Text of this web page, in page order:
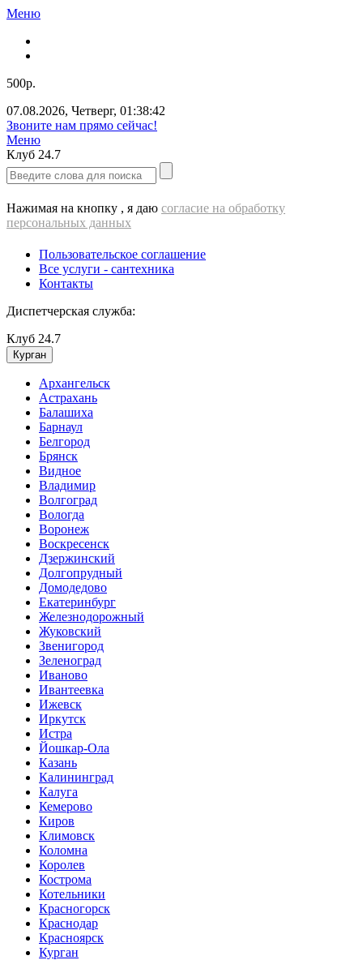
Меню
500р.
07.08.2026, Четверг, 01:38:42
ВЫЕЗД cантехника - 500 РУБЛЕЙ!!!
Меню
Клуб 24.7
Нажимая на кнопку , я даю согласие на обработку
персональных данных
Пользовательское соглашение
Все услуги - cантехника
Контакты
Диспетчерская служба:
Клуб 24.7
Курган
Архангельск
Астрахань
Балашиха
Барнаул
Белгород
Брянск
Видное
Владимир
Волгоград
Вологда
Воронеж
Воскресенск
Дзержинский
Долгопрудный
Домодедово
Екатеринбург
Железнодорожный
Жуковский
Звенигород
Зеленоград
Иваново
Ивантеевка
Ижевск
Иркутск
Истра
Йошкар-Ола
Казань
Калининград
Калуга
Кемерово
Киров
Климовск
Коломна
Королев
Кострома
Котельники
Красногорск
Краснодар
Красноярск
Курган